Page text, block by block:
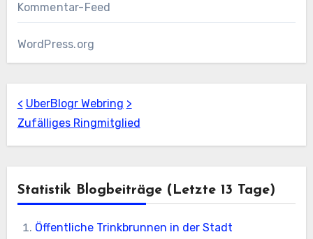
Kommentar-Feed
WordPress.org
< UberBlogr Webring >
Zufälliges Ringmitglied
Statistik Blogbeiträge (letzte 13 Tage)
Öffentliche Trinkbrunnen in der Stadt